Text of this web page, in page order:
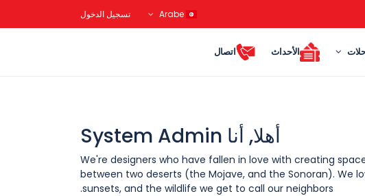
تسجيل الدخول
الأحداث اتصال
أهلا, أنا System Admin
We're designers who have fallen in love with creating
between two deserts (the Mojave, and the Sonoran). We
sunsets, and the wildlife we get to call our neighbors.